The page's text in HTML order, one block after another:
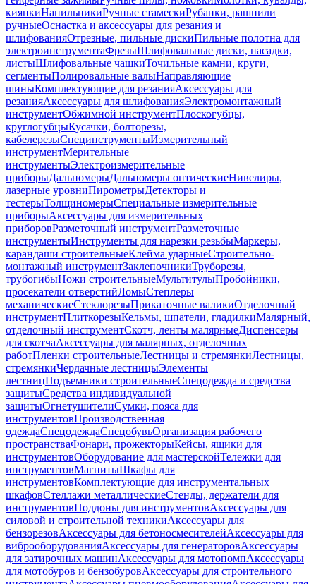
киянкиНапильникиРучные стамескиРубанки, рашпили
ручныеОснастка и аксессуары для резания и
шлифованияОтрезные, пильные дискиПильные полотна для
электроинструментаФрезыШлифовальные диски, насадки,
листыШлифовальные чашкиТочильные камни, круги,
сегментыПолировальные валыНаправляющие
шиныКомплектующие для резанияАксессуары для
резанияАксессуары для шлифованияЭлектромонтажный
инструментОбжимной инструментПлоскогубцы,
круглогубцыКусачки, болторезы,
кабелерезыСпецинструментыИзмерительный
инструментМерительные
инструментыЭлектроизмерительные
приборыДальномерыДальномеры оптическиеНивелиры,
лазерные уровниПирометрыДетекторы и
тестерыТолщиномерыСпециальные измерительные
приборыАксессуары для измерительных
приборовРазметочный инструментРазметочные
инструментыИнструменты для нарезки резьбыМаркеры,
карандаши строительныеКлейма ударныеСтроительно-
монтажный инструментЗаклепочникиТруборезы,
трубогибыНожи строительныеМультитулыПробойники,
просекатели отверстийЛомыСтеплеры
механическиеСтеклорезыПрикаточные валикиОтделочный
инструментПлиткорезыКельмы, шпатели, гладилкиМалярный,
отделочный инструментСкотч, ленты малярныеДиспенсеры
для скотчаАксессуары для малярных, отделочных
работПленки строительныеЛестницы и стремянкиЛестницы,
стремянкиЧердачные лестницыЭлементы
лестницПодъемники строительныеСпецодежда и средства
защитыСредства индивидуальной
защитыОгнетушителиСумки, пояса для
инструментовПроизводственная
одеждаСпецодеждаСпецобувьОрганизация рабочего
пространстваФонари, прожекторыКейсы, ящики для
инструментовОборудование для мастерскойТележки для
инструментовМагнитыШкафы для
инструментовКомплектующие для инструментальных
шкафовСтеллажи металлическиеСтенды, держатели для
инструментовПоддоны для инструментовАксессуары для
силовой и строительной техникиАксессуары для
бензорезовАксессуары для бетоносмесителейАксессуары для
виброоборудованияАксессуары для генераторовАксессуары
для затирочных машинАксессуары для мотопомпАксессуары
для мотобуров и бензобуровАксессуары для строительного